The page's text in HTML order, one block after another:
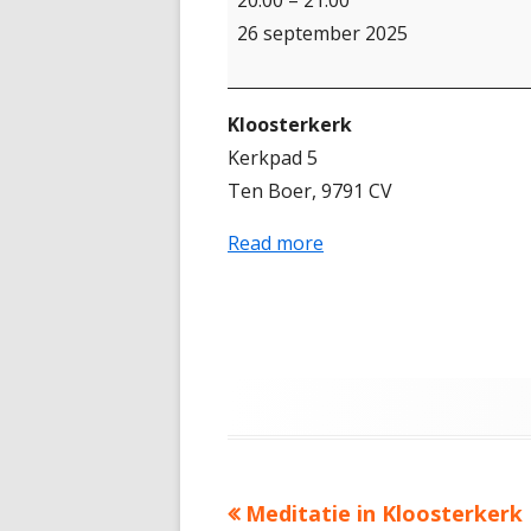
Vuur
voorstelling)
26 september 2025
Kloosterkerk
Kerkpad 5
Ten Boer, 9791 CV
Read more
Bericht
Meditatie in Kloosterkerk